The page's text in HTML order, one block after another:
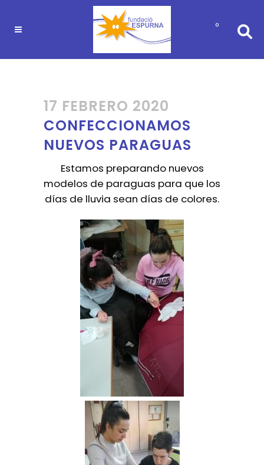
0
17 FEBRERO 2020
CONFECCIONAMOS
NUEVOS PARAGUAS
Estamos preparando nuevos
modelos de paraguas para que los
días de lluvia sean días de colores.